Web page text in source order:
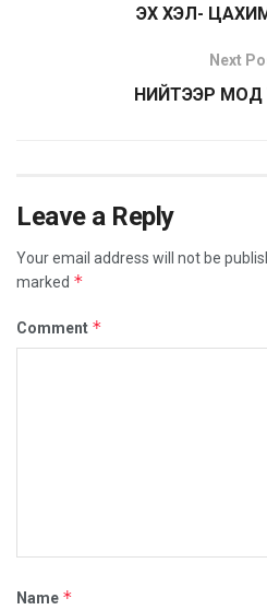
ЭХ ХЭЛ-
Next
НИЙТЭЭР МОД
Leave a Reply
Your email address will not be
marked *
Comment *
Name *